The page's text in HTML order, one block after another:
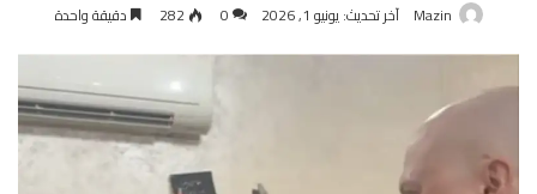
Mazin آخر تحديث: يونيو 1, 2026 0
282 دقيقة واحدة